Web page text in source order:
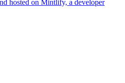
hosted on Mintlify, a developer